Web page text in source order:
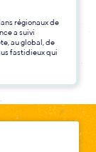
régionaux de
a suivi
au global, de
fastidieux qui